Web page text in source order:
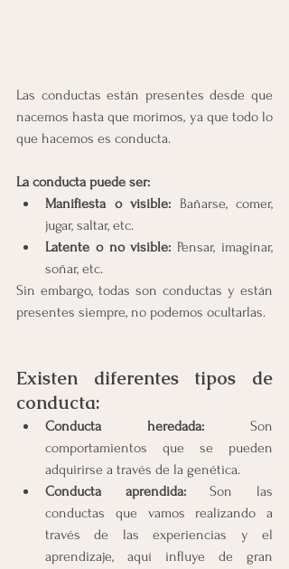
Las conductas están presentes desde que
nacemos hasta que morimos, ya que todo lo
que hacemos es conducta.
La conducta puede ser:
Manifiesta o visible: Bañarse, comer,
jugar, saltar, etc.
Latente o no visible: Pensar, imaginar,
soñar, etc.
Sin embargo, todas son conductas y están
presentes siempre, no podemos ocultarlas.
Existen diferentes tipos de
conducta:
Conducta heredada: Son
comportamientos que se pueden
adquirirse a través de la genética.
Conducta aprendida: Son las
conductas que vamos realizando a
través de las experiencias y el
aprendizaje, aquí influye de gran